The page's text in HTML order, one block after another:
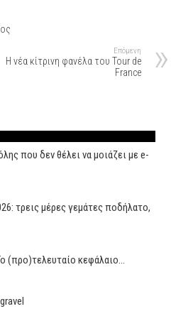
Επόμενη
Η νέα κίτρινη φανέλα του Tour de
France
που δεν θέλει να μοιάζει με e-
τρεις μέρες γεμάτες ποδήλατο,
(προ)τελευταίο κεφάλαιο…